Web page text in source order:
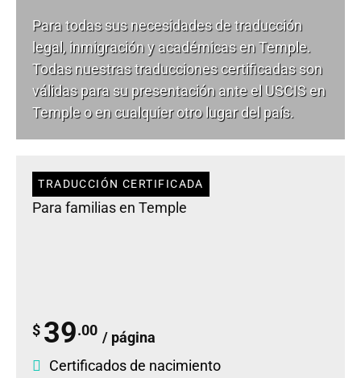
Para todas sus necesidades detraducción
legal, inmigración y académicas en Temple.
Todas nuestras traducciones certificadas son
válidas para su presentación ante el USCIS en
Temple o en cualquier otro lugar del país.
TRADUCCIÓN CERTIFICADA
Para familias en Temple
$ 39.00 / página
Certificados de nacimiento